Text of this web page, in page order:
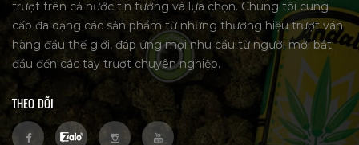
trượt trên cả nước tin tưởng và lựa chọn. Chúng tôi cung
cấp đa dạng các sản phẩm từ những thương hiệu trượt ván
hàng đầu thế giới, đáp ứng mọi nhu cầu từ người mới bắt
đầu đến các tay trượt chuyên nghiệp.
THEO DÕI